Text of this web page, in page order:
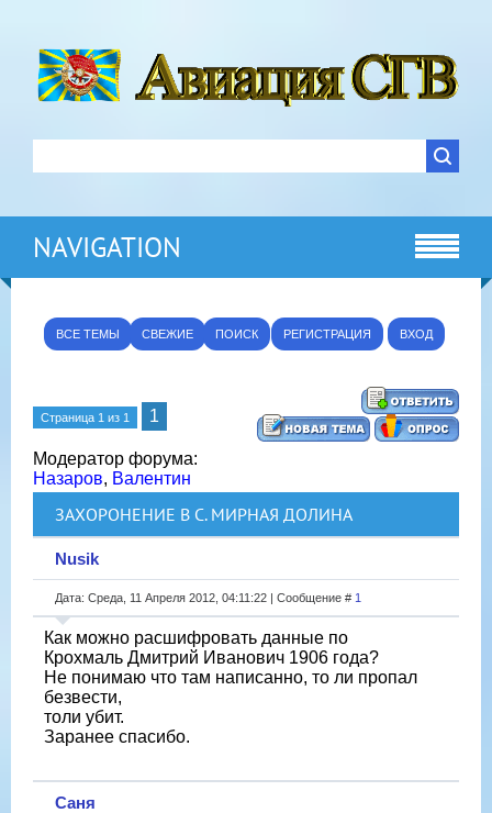
NAVIGATION
ВСЕ ТЕМЫ СВЕЖИЕ ПОИСК РЕГИСТРАЦИЯ ВХОД
Страница 1 из 1 1
Модератор форума:
Назаров, Валентин
ЗАХОРОНЕНИЕ В С. МИРНАЯ ДОЛИНА
Nusik
Дата: Среда, 11 Апреля 2012, 04:11:22 | Сообщение # 1
Как можно расшифровать данные по
Крохмаль Дмитрий Иванович 1906 года?
Не понимаю что там написанно, то ли пропал
безвести,
толи убит.
Заранее спасибо.
Саня